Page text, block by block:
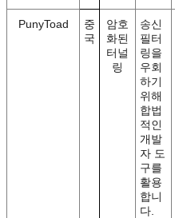
PunyToad
중
국
암호
화된
터널
링
송신
필터
링을
우회
하기
위해
합법
적인
개발
자 도
구를
활용
합니
다.